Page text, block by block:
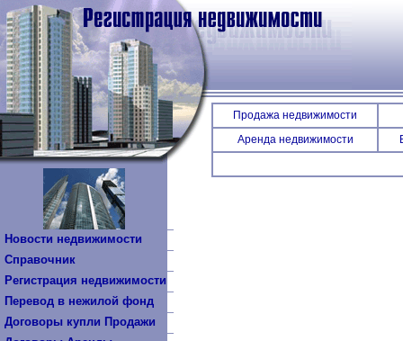
Новости недвижимоcти
Справочник
Региcтрация недвижимости
Перевод в нежилой фонд
Договоры купли Продажи
Продажа недвижимости
Аренда недвижимости